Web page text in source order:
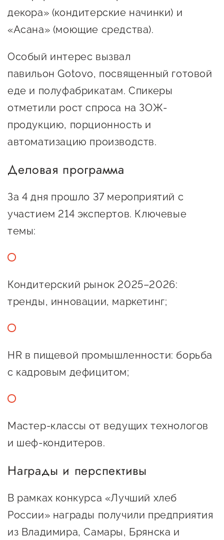
Госзакупки для малого
бизнеса
Инвестору
Каталог грантов
Конкурсы для
Сообщить о нарушении
АвтоУСН
Иностранным гражданам
Сервисы для бизнеса
Контакты
Вакансии
декора» (кондитерские начинки) и
«Асана» (моющие средства).
Особый интерес вызвал
павильон Gotovo, посвященный готовой
еде и полуфабрикатам. Спикеры
отметили рост спроса на ЗОЖ-
продукцию, порционность и
автоматизацию производств.
Деловая программа
За 4 дня прошло 37 мероприятий с
участием 214 экспертов. Ключевые
темы:
Кондитерский рынок 2025–2026:
тренды, инновации, маркетинг;
HR в пищевой промышленности: борьба
с кадровым дефицитом;
Мастер-классы от ведущих технологов
и шеф-кондитеров.
Награды и перспективы
В рамках конкурса «Лучший хлеб
России» награды получили предприятия
из Владимира, Самары, Брянска и